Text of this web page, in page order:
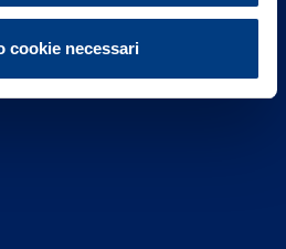
cookie necessari